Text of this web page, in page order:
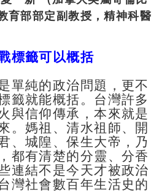
育部部定副教授，精神科醫
標籤可以概括
單純的政治問題，更不
籤就能概括。台灣許多
與信仰傳承，本來就是
。媽祖、清水祖師、開
、城隍、保生大帝，乃
都有清楚的分靈、分香
連結不是今天才被政治
灣社會數百年生活史的